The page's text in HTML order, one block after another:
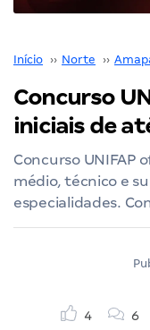
Início ›› Norte ››
Concurso
iniciais de
Concurso UNIFAP
médio, técnico e
especialidades.
4 6